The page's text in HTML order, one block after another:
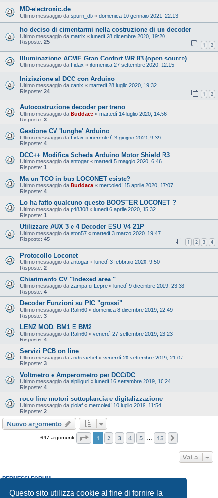
Questo sito utilizza cookie al fine di fornire la
MD-electronic.de
Ultimo messaggio da spurn_db « domenica 10 gennaio 2021, 22:13
ho deciso di cimentarmi nella costruzione di un decoder
Ultimo messaggio da matrix « lunedì 28 dicembre 2020, 19:20
Risposte: 25 1 2
Illuminazione ACME Gran Confort WR 83 (open source)
Ultimo messaggio da Fidax « domenica 27 settembre 2020, 12:15
Iniziazione al DCC con Arduino
Ultimo messaggio da danix « martedì 28 luglio 2020, 19:32
Risposte: 24 1 2
Autocostruzione decoder per treno
Ultimo messaggio da Buddace « martedì 14 luglio 2020, 14:56
Risposte: 3
Gestione CV 'lunghe' Arduino
Ultimo messaggio da Fidax « mercoledì 3 giugno 2020, 9:39
Risposte: 4
DCC++ Modifica Scheda Arduino Motor Shield R3
Ultimo messaggio da antogar « martedì 5 maggio 2020, 6:46
Risposte: 1
Ma un TCO in bus LOCONET esiste?
Ultimo messaggio da Buddace « mercoledì 15 aprile 2020, 17:07
Risposte: 4
Lo ha fatto qualcuno questo BOOSTER LOCONET ?
Ultimo messaggio da p48308 « lunedì 6 aprile 2020, 15:32
Risposte: 1
Utilizzare AUX 3 e 4 Decoder ESU V4 21P
Ultimo messaggio da aton57 « martedì 3 marzo 2020, 19:47
Risposte: 45 1 2 3 4
Protocollo Loconet
Ultimo messaggio da antogar « lunedì 3 febbraio 2020, 9:50
Risposte: 2
Chiarimento CV "Indexed area "
Ultimo messaggio da Zampa di Lepre « lunedì 9 dicembre 2019, 23:33
Risposte: 4
Decoder Funzioni su PIC "grossi"
Ultimo messaggio da Raln60 « domenica 8 dicembre 2019, 22:49
Risposte: 3
LENZ MOD. BM1 E BM2
Ultimo messaggio da Raln60 « venerdì 27 settembre 2019, 23:23
Risposte: 4
Servizi PCB on line
Ultimo messaggio da andreachef « venerdì 20 settembre 2019, 21:07
Risposte: 3
Voltmetro e Amperometro per DCC/DC
Ultimo messaggio da alpiliguri « lunedì 16 settembre 2019, 10:24
Risposte: 4
roco line motori sottoplancia e digitalizzazione
Ultimo messaggio da giolaf « mercoledì 10 luglio 2019, 11:54
Risposte: 2
Nuovo argomento
647 argomenti Pagina di 13
1 2 3 4 5 13
Vai a
PERMESSI FORUM
Non puoirispondere negli argomenti